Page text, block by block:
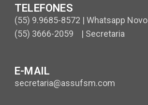
TELEFONES
(55) 9.9685-8572 | Whatsapp Novo
(55) 3666-2059 | Secretaria
E-MAIL
secretaria@assufsm.com